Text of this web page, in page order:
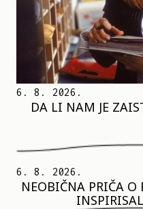
6. 8. 2026.
DA LI NAM JE
6. 8. 2026.
NEOBIČNA PRIČA O